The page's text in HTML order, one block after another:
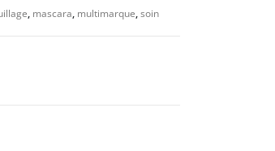
, mascara, multimarque,soin